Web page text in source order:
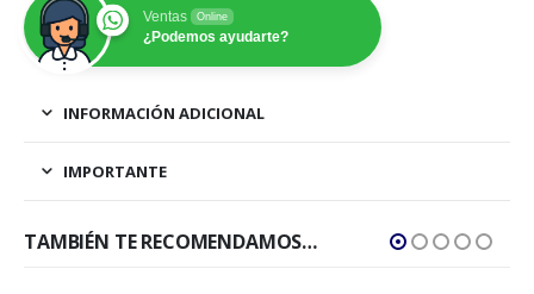
Ventas Online
¿Podemos ayudarte?
INFORMACIÓN ADICIONAL
IMPORTANTE
TAMBIÉN TE RECOMENDAMOS…